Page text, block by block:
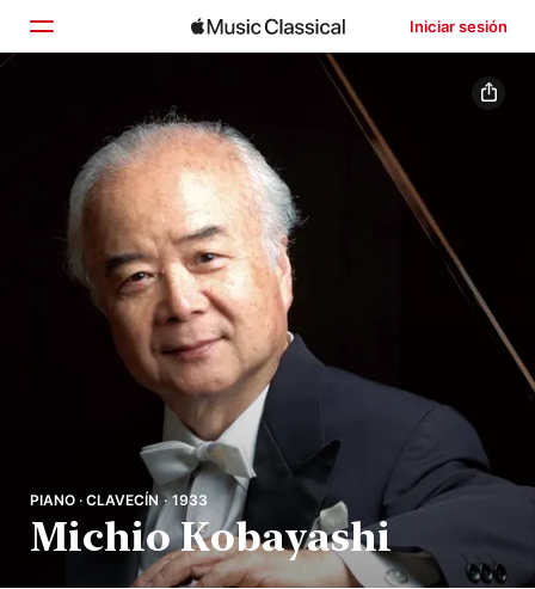
Iniciar sesión
Explorar
Buscar
PIANO · CLAVECÍN · 1933
Michio Kobayashi